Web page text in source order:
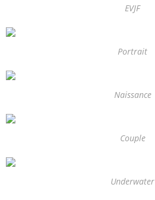
EVJF
Portrait
Naissance
Couple
Underwater